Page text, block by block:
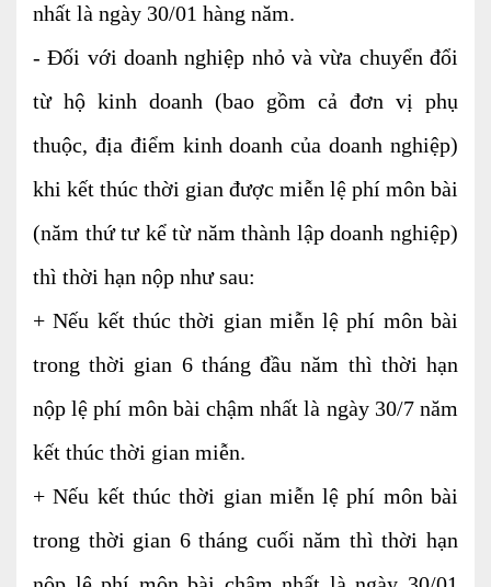
nhất là ngày 30/01 hàng năm.
- Đối với doanh nghiệp nhỏ và vừa chuyển đổi
từ hộ kinh doanh (bao gồm cả đơn vị phụ
thuộc, địa điểm kinh doanh của doanh nghiệp)
khi kết thúc thời gian được miễn lệ phí môn bài
(năm thứ tư kể từ năm thành lập doanh nghiệp)
thì thời hạn nộp như sau:
+ Nếu kết thúc thời gian miễn lệ phí môn bài
trong thời gian 6 tháng đầu năm thì thời hạn
nộp lệ phí môn bài chậm nhất là ngày 30/7 năm
kết thúc thời gian miễn.
+ Nếu kết thúc thời gian miễn lệ phí môn bài
trong thời gian 6 tháng cuối năm thì thời hạn